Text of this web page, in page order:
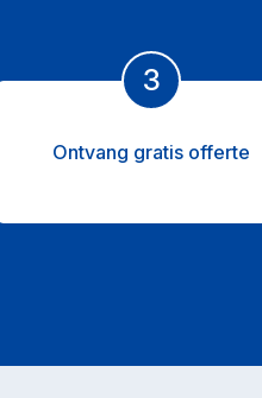
3
Ontvang gratis offerte